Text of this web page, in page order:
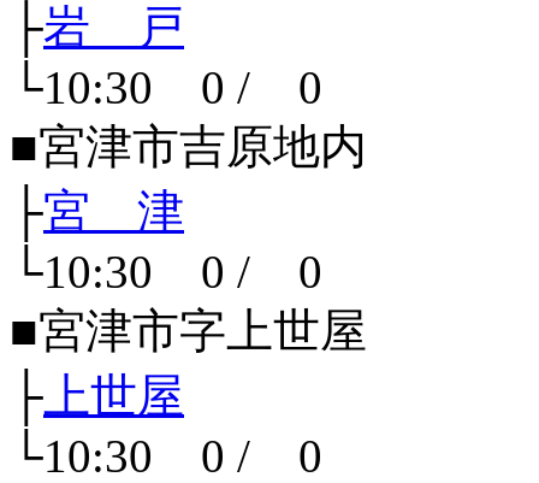
├岩 戸
└10:30 0 / 0
■宮津市吉原地内
├宮 津
└10:30 0 / 0
■宮津市字上世屋
├ 上世屋
└10:30 0 / 0